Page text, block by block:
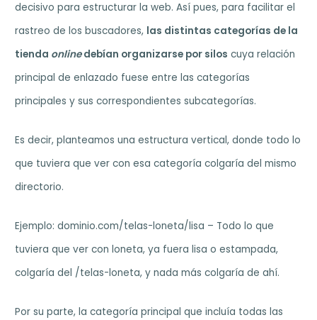
decisivo para estructurar la web. Así pues, para facilitar el
rastreo de los buscadores, las distintas categorías de la
tienda onlinedebían organizarse por silos cuya relación
principal de enlazado fuese entre las categorías
principales y sus correspondientes subcategorías.
Es decir, planteamos una estructura vertical, donde todo lo
que tuviera que ver con esa categoría colgaría del mismo
directorio.
Ejemplo: dominio.com/telas-loneta/lisa – Todo lo que
tuviera que ver con loneta, ya fuera lisa o estampada,
colgaría del /telas-loneta, y nada más colgaría de ahí.
Por su parte, la categoría principal que incluía todas las